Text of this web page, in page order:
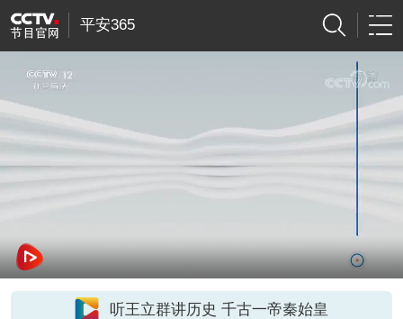
平安365
听王立群讲历史 千古一帝秦始皇